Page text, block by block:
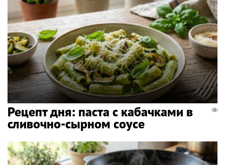
Рецепт дня: паста с кабачками в
сливочно-сырном соусе